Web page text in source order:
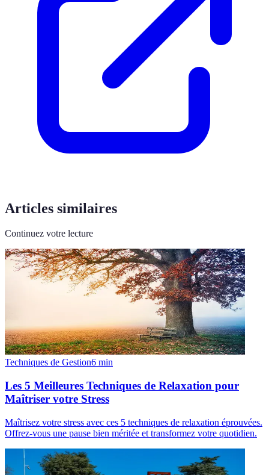
Articles similaires
Continuez votre lecture
Techniques de Gestion6 min
Les 5 Meilleures Techniques de Relaxation pour
Maîtriser votre Stress
Maîtrisez votre stress avec ces 5 techniques de relaxation éprouvées.
Offrez-vous une pause bien méritée et transformez votre quotidien.